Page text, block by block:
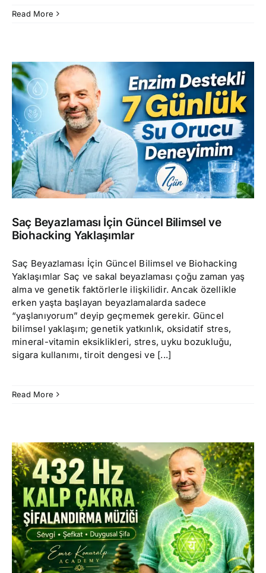
Read More
Saç Beyazlaması İçin Güncel Bilimsel ve
Biohacking Yaklaşımlar
Saç Beyazlaması İçin Güncel Bilimsel ve Biohacking
Yaklaşımlar Saç ve sakal beyazlaması çoğu zaman yaş
alma ve genetik faktörlerle ilişkilidir. Ancak özellikle
erken yaşta başlayan beyazlamalarda sadece
“yaşlanıyorum” deyip geçmemek gerekir. Güncel
bilimsel yaklaşım; genetik yatkınlık, oksidatif stres,
mineral-vitamin eksiklikleri, stres, uyku bozukluğu,
sigara kullanımı, tiroit dengesi ve [...]
Read More